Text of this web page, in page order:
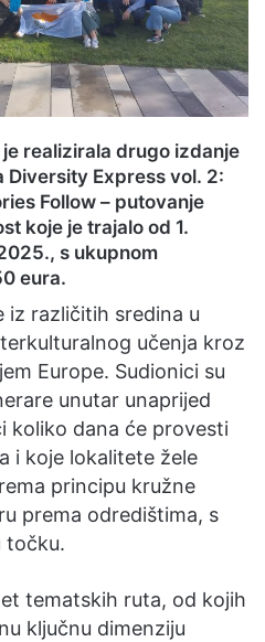
realizirala drugo izdanje
Express vol. 2:
Follow – putovanje
koje je trajalo od 1.
s ukupnom
eura.
iz različitih sredina u
učenja kroz
Europe. Sudionici su
unutar unaprijed
koliko dana će provesti
i koje lokalitete žele
principu kružne
prema odredištima, s
točku.
tematskih ruta, od kojih
ključnu dimenziju